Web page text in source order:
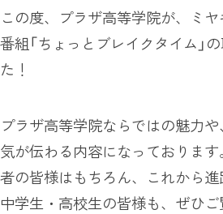
この度、プラザ高等学院が、ミ
番組「ちょっとブレイクタイム」
た！
プラザ高等学院ならではの魅力
気が伝わる内容になっておりま
者の皆様はもちろん、これから
中学生・高校生の皆様も、ぜひご